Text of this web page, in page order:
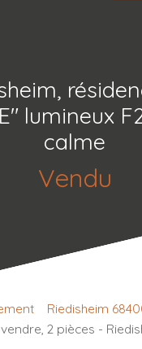
lumineux
calme
Vendu
Riedisheim
2 pièces -